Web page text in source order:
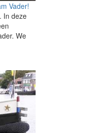
Vader!
In deze
We